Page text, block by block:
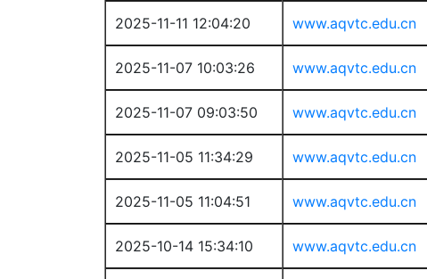
2025-11-11 12:04:20 www.aqvtc.edu.cn
2025-11-07 10:03:26 www.aqvtc.edu.cn
2025-11-07 09:03:50 www.aqvtc.edu.cn
2025-11-05 11:34:29 www.aqvtc.edu.cn
2025-11-05 11:04:51 www.aqvtc.edu.cn
2025-10-14 15:34:10 www.aqvtc.edu.cn